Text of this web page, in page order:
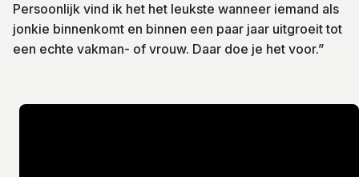
Persoonlijk vind ik het het leukste wanneer iemand als
jonkie binnenkomt en binnen een paar jaar uitgroeit tot
een echte vakman- of vrouw. Daar doe je het voor.”